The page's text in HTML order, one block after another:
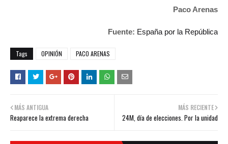
Paco Arenas
Fuente: España por la República
Tags OPINIÓN PACO ARENAS
MÁS RECIENTE
24M, día de elecciones. Por la unidad
MÁS ANTIGUA
Reaparece la extrema derecha